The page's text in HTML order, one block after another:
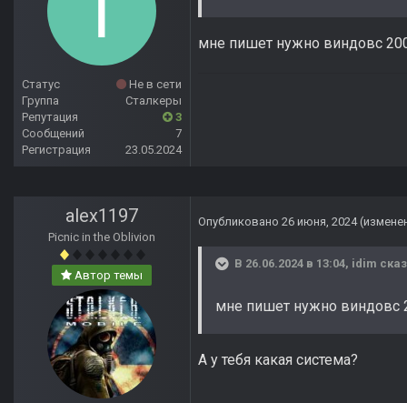
Статус
Не в сети
Группа
Сталкеры
Репутация
3
Сообщений
7
Регистрация
23.05.2024
мне пишет нужно виндовс
alex1197
Picnic in the Oblivion
Автор темы
Опубликовано 26 июня, 2024
В 26.06.2024 в 13:04, idim
мне пишет нужно виндовс
А у тебя какая система?